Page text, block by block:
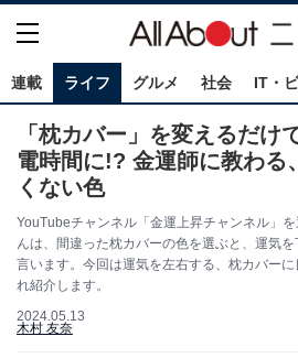
連載 ライフ グルメ 社会 IT・
「枕カバー」を変えるだけ
電時間に!? 金運師に教わる
くない色
YouTubeチャンネル「金運上昇チャンネル」
んは、間違った枕カバーの色を選ぶと、運気
言います。今回は運気を左右する、枕カバー
れ紹介します。
2024.05.13
木村 友奈